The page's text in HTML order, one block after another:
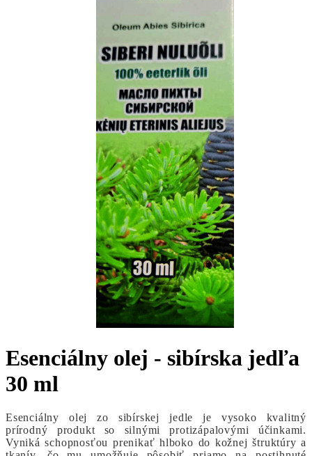
Esenciálny olej - sibírska jedľa
30 ml
Esenciálny olej zo sibírskej jedle je vysoko kvalitný
prírodný produkt so silnými protizápalovými účinkami.
Vyniká schopnosťou prenikať hlboko do kožnej štruktúry a